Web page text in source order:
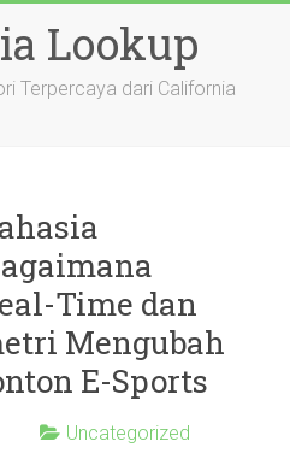
Lookup
Terpercaya dari California
Time dan
Mengubah
E-Sports
Uncategorized